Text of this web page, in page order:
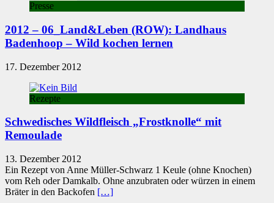
Presse
2012 – 06_Land&Leben (ROW): Landhaus
Badenhoop – Wild kochen lernen
17. Dezember 2012
Rezepte
Schwedisches Wildfleisch „Frostknolle“ mit
Remoulade
13. Dezember 2012
Ein Rezept von Anne Müller-Schwarz 1 Keule (ohne Knochen)
vom Reh oder Damkalb. Ohne anzubraten oder würzen in einem
Bräter in den Backofen […]